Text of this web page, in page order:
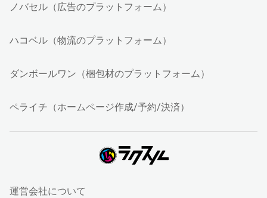
ノバセル（広告のプラットフォーム）
ハコベル（物流のプラットフォーム）
ダンボールワン（梱包材のプラットフォーム）
ペライチ（ホームページ作成/予約/決済）
運営会社について